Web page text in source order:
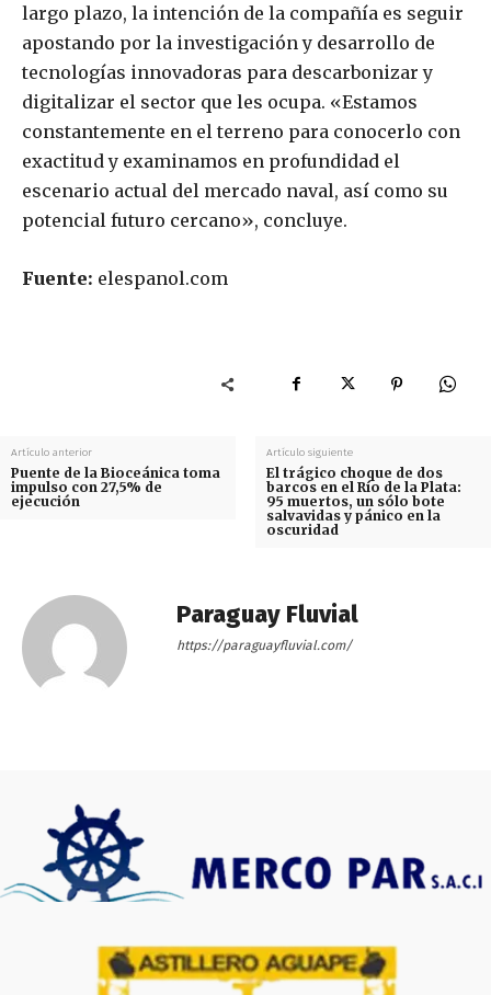
largo plazo, la intención de la compañía es seguir
apostando por la investigación y desarrollo de
tecnologías innovadoras para descarbonizar y
digitalizar el sector que les ocupa. «Estamos
constantemente en el terreno para conocerlo con
exactitud y examinamos en profundidad el
escenario actual del mercado naval, así como su
potencial futuro cercano», concluye.
Fuente: elespanol.com
Artículo anterior
Puente de la Bioceánica toma
impulso con 27,5% de
ejecución
Artículo siguiente
El trágico choque de dos
barcos en el Río de la Plata:
95 muertos, un sólo bote
salvavidas y pánico en la
oscuridad
Paraguay Fluvial
https://paraguayfluvial.com/